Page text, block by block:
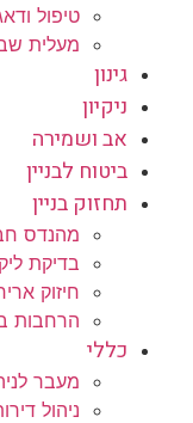
טיפול
מעלית
גינון
ניקיון
אב ושמירה
ביטוח לבניין
תחזוק בניין
מהנדס
בדיקת
חיזוק
הרחבות
כללי
מעבר
ניהול